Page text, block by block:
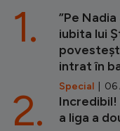
”Pe
iubita lui
intrat în
Special | 06
1.
Incredibil!
a liga a
2.